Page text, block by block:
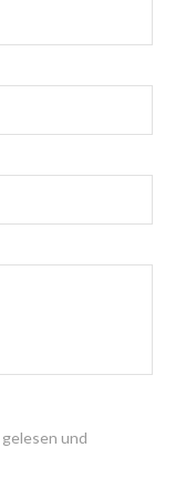
gelesen und